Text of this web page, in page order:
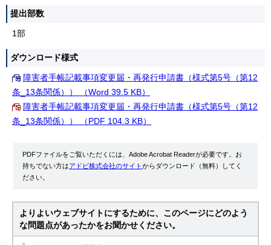
提出部数
1部
ダウンロード様式
障害者手帳記載事項変更届・再発行申請書（様式第5号（第12
条_13条関係）） （Word 39.5 KB）
障害者手帳記載事項変更届・再発行申請書（様式第5号（第12
条_13条関係）） （PDF 104.3 KB）
PDFファイルをご覧いただくには、Adobe Acrobat Readerが必要です。お
持ちでない方はアドビ株式会社のサイトからダウンロード（無料）してく
ださい。
よりよいウェブサイトにするために、このページにどのよう
な問題点があったかをお聞かせください。